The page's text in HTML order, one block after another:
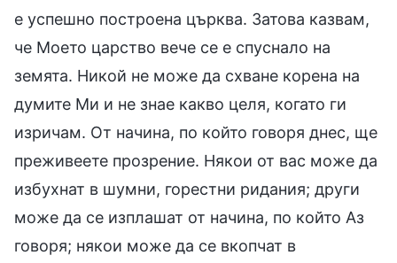
е успешно построена църква. Затова казвам,
че Моето царство вече се е спуснало на
земята. Никой не може да схване корена на
думите Ми и не знае какво целя, когато ги
изричам. От начина, по който говоря днес, ще
преживеете прозрение. Някои от вас може да
избухнат в шумни, горестни ридания; други
може да се изплашат от начина, по който Аз
говоря; някои може да се вкопчат в